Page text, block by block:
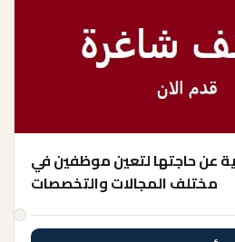
عن حاجتها لتعين موظفين في
مختلف المجالات والتخصصات